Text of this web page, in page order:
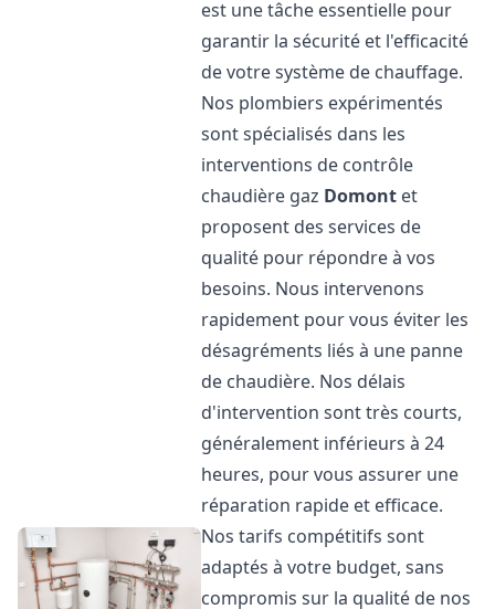
est une tâche essentielle pour
garantir la sécurité et l'efficacité
de votre système de chauffage.
Nos plombiers expérimentés
sont spécialisés dans les
interventions de contrôle
chaudière gaz Domont et
proposent des services de
qualité pour répondre à vos
besoins. Nous intervenons
rapidement pour vous éviter les
désagréments liés à une panne
de chaudière. Nos délais
d'intervention sont très courts,
généralement inférieurs à 24
heures, pour vous assurer une
réparation rapide et efficace.
Nos tarifs compétitifs sont
adaptés à votre budget, sans
compromis sur la qualité de nos